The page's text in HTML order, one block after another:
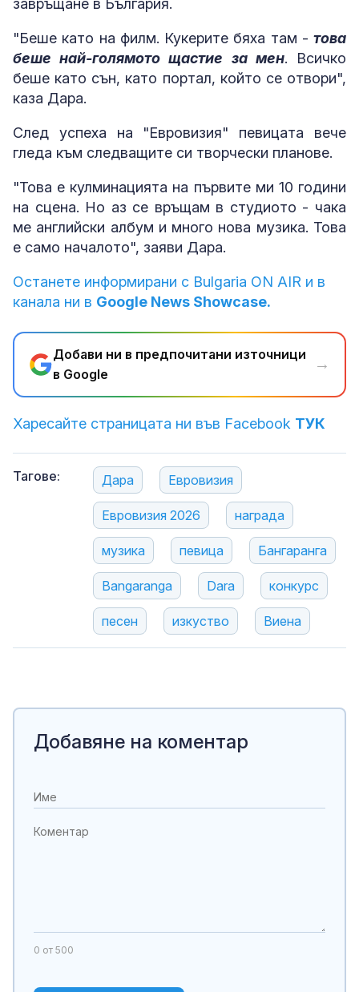
завръщане в България.
"Беше като на филм. Кукерите бяха там - това
беше най-голямото щастие за мен. Всичко
беше като сън, като портал, който се отвори",
каза Дара.
След успеха на "Евровизия" певицата вече
гледа към следващите си творчески планове.
"Това е кулминацията на първите ми 10 години
на сцена. Но аз се връщам в студиото - чака
ме английски албум и много нова музика. Това
е само началото", заяви Дара.
Останете информирани с Bulgaria ON AIR и в
канала ни в Google News Showcase.
Добави ни в предпочитани източници
в Google
→
Харесайте страницата ни във Facebook ТУК
Тагове: Дара Евровизия
Евровизия 2026 награда
музика певица Бангаранга
Bangaranga Dara конкурс
песен изкуство Виена
Добавяне на коментар
0 от 500